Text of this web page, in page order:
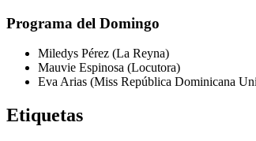
Programa del Domingo
Miledys Pérez (La Reyna)
Mauvie Espinosa (Locutora)
Eva Arias (Miss República Dominicana
Etiquetas